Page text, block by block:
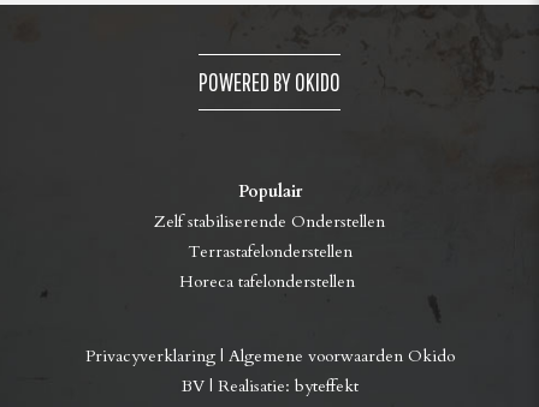
POWERED BY OKIDO
Populair
Zelf stabiliserende Onderstellen
Terrastafelonderstellen
Horeca tafelonderstellen
Privacyverklaring| Algemene voorwaarden Okido
BV| Realisatie: byteffekt